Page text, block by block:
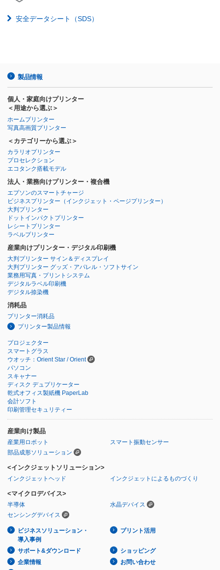
安全データシート（SDS）
製品情報
個人・家庭向けプリンター
＜用途から選ぶ＞
ホームプリンター
写真高画質プリンター
＜カテゴリーから選ぶ＞
カラリオプリンター
プロセレクション
エコタンク搭載モデル
法人・業務向けプリンター・複合機
エプソンのスマートチャージ
ビジネスプリンター （インクジェット・ページプリンター）
大判プリンター
ドットインパクトプリンター
レシートプリンター
ラベルプリンター
産業向けプリンター・デジタル印刷機
大判プリンター サイン＆ディスプレイ
大判プリンター グッズ・アパレル・ソフトサイン
業務用写真・プリントシステム
デジタルラベル印刷機
デジタル捺染機
消耗品
プリンター消耗品
プリンター製品情報
プロジェクター
スマートグラス
ウオッチ：Orient Star / Orient
パソコン
スキャナー
ディスク デュプリケーター
乾式オフィス製紙機 PaperLab
会計ソフト
印刷管理セキュリティー
産業向け製品
産業用ロボット
スマート振動センサー
部品成形ソリューション
<インクジェットソリューション>
インクジェットヘッド インクジェットによるものづくり
<マイクロデバイス>
半導体
水晶デバイス
センシングデバイス
ビジネスソリューション・
導入事例
プリント活用
サポート&ダウンロード
ショッピング
企業情報
お問い合わせ